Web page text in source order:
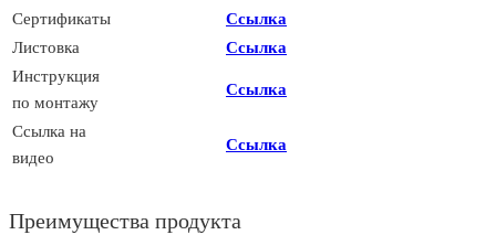
Сертификаты
Ссылка
Листовка
Ссылка
Инструкция
по монтажу
Ссылка
Ссылка на
видео
Ссылка
Преимущества продукта